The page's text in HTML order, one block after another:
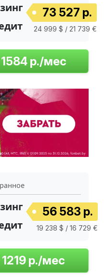
73 527 р.
24 999 $ / 21 739 €
56 583 р.
19 238 $ / 16 729 €